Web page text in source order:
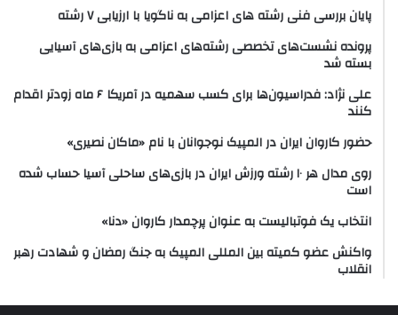
پایان بررسی فنی رشته های اعزامی به ناگویا با ارزیابی ۷ رشته
پرونده نشست‌های تخصصی رشته‌های اعزامی به بازی‌های آسیایی
بسته شد
علی نژاد: فدراسیون‌ها برای کسب سهمیه در آمریکا ۶ ماه زودتر اقدام
کنند
حضور کاروان ایران در المپیک نوجوانان با نام «ماکان نصیری»
روی مدال هر ۱۰ رشته ورزش ایران در بازی‌های ساحلی آسیا حساب شده
است
انتخاب یک فوتبالیست به عنوان پرچمدار کاروان «دنا»
واکنش عضو کمیته بین المللی المپیک به جنگ رمضان و شهادت رهبر
انقلاب